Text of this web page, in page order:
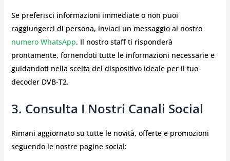
Se preferisci informazioni immediate o non puoi
raggiungerci di persona, inviaci un messaggio al nostro
numero WhatsApp. Il nostro staff ti risponderà
prontamente, fornendoti tutte le informazioni necessarie e
guidandoti nella scelta del dispositivo ideale per il tuo
decoder DVB-T2.
3. Consulta I Nostri Canali Social
Rimani aggiornato su tutte le novità, offerte e promozioni
seguendo le nostre pagine social: